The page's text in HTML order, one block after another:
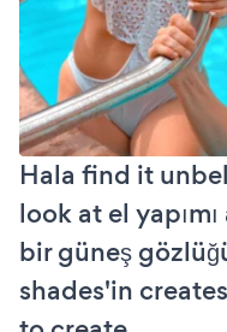
Hala find it
look at el
bir güneş
shades'in